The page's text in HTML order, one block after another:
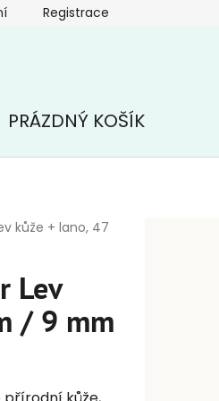
Registrace
PRÁZDNÝ KOŠÍK
kůže + lano, 47
Lev
/ 9 mm